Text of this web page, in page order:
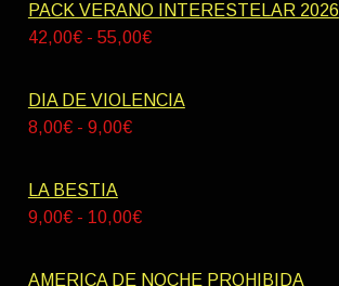
PACK VERANO INTERESTELAR 2026
42,00€ - 55,00€Rango
precios:
DIA DE VIOLENCIA
8,00€ - 9,00€Rango
desde
LA BESTIA
9,00€ - 10,00€Rango
precios:
AMERICA DE NOCHE PROHIBIDA